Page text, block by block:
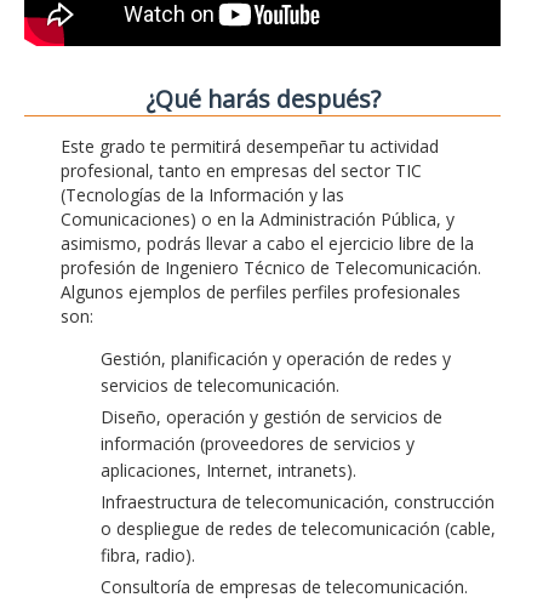
¿Qué harás después?
Este grado te permitirá desempeñar tu actividad
profesional, tanto en empresas del sector TIC
(Tecnologías de la Información y las
Comunicaciones) o en la Administración Pública, y
asimismo, podrás llevar a cabo el ejercicio libre de la
profesión de Ingeniero Técnico de Telecomunicación.
Algunos ejemplos de perfiles perfiles profesionales
son:
Gestión, planificación y operación de redes y
servicios de telecomunicación.
Diseño, operación y gestión de servicios de
información (proveedores de servicios y
aplicaciones, Internet, intranets).
Infraestructura de telecomunicación, construcción
o despliegue de redes de telecomunicación (cable,
fibra, radio).
Consultoría de empresas de telecomunicación.